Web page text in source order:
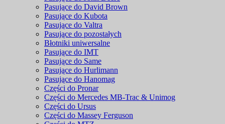
Pasujące do David Brown
Pasujące do Kubota
Pasujące do Valtra
Pasujące do pozostałych
Błotniki uniwersalne
Pasujące do IMT
Pasujące do Same
Pasujące do Hurlimann
Pasujące do Hanomag
Części do Pronar
Części do Mercedes MB-Trac & Unimog
Części do Ursus
Części do Massey Ferguson